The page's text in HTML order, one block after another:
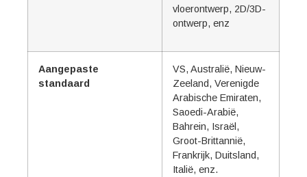
vloerontwerp, 2D/3D-
ontwerp, enz
Aangepaste
standaard
VS, Australië, Nieuw-
Zeeland, Verenigde
Arabische Emiraten,
Saoedi-Arabië,
Bahrein, Israël,
Groot-Brittannië,
Frankrijk, Duitsland,
Italië, enz.